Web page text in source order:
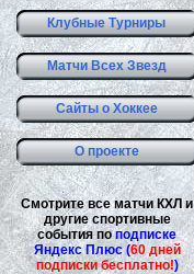
Клубные Турниры
Матчи Всех Звезд
Сайты о Хоккее
О проекте
Смотрите все матчи КХЛ и
другие спортивные
события поподписке
Яндекс Плюс (60 дней
подписки бесплатно!)